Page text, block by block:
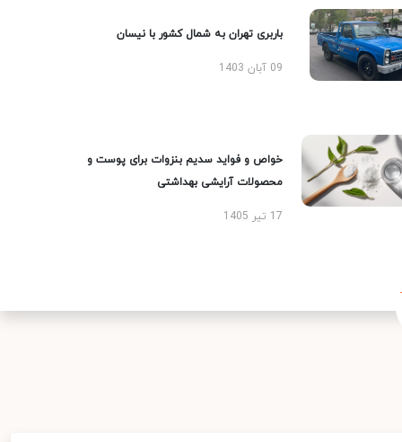
باربری تهران به شمال کشور با نیسان
09 آبان 1403
خواص و فواید سدیم بنزوات برای پوست و
محصولات آرایشی بهداشتی
17 تیر 1405